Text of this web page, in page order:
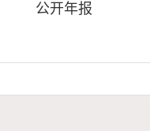
公开年报